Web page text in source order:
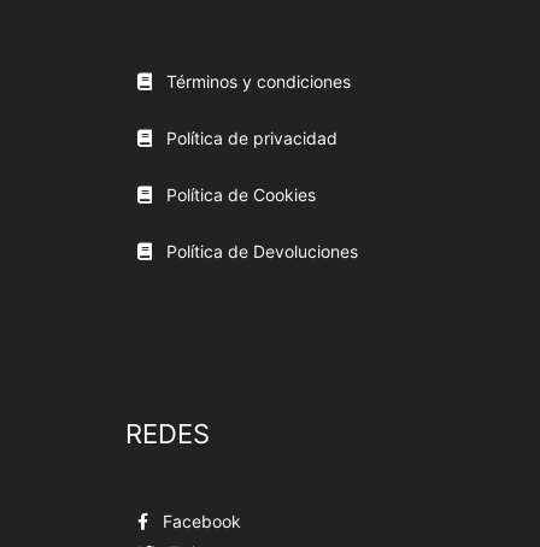
Términos y condiciones
Política de privacidad
Política de Cookies
Política de Devoluciones
REDES
Facebook